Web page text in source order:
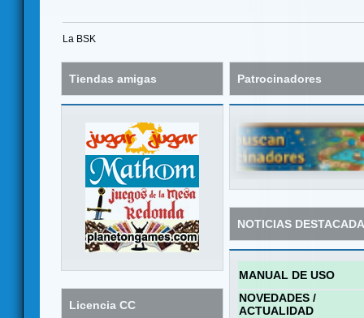
La BSK
Tiendas amigas
Licencia CC
Patrocinadores
NOTICIAS
MANUAL DE USO
NOVEDADES /
ACTUALIDAD